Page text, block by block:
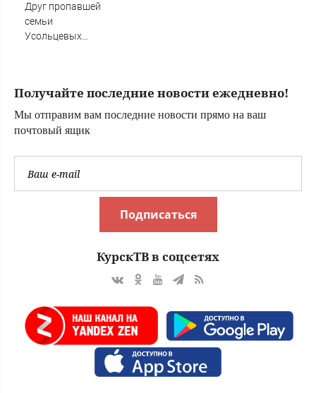
Друг пропавшей
семьи
Усольцевых
Получайте последние новости ежедневно!
Мы отправим вам последние новости прямо на ваш
почтовый ящик
Подписаться
КурскТВ в соцсетях